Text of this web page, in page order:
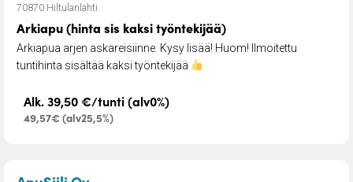
70870 Hiltulanlahti
Arkiapu (hinta sis kaksi työntekijää)
Arkiapua arjen askareisiinne. Kysy lisää! Huom! Ilmoitettu
tuntihinta sisältää kaksi työntekijää
Alk. 39,50 €/tunti (alv0%)
49,57€ (alv25,5%)